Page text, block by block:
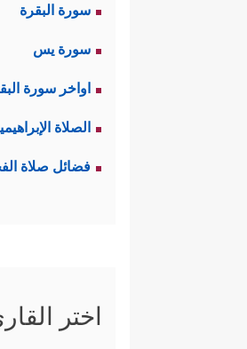
سورة البقرة
سورة يس
اواخر سورة
الصلاة
فضائل صلاة
اختر